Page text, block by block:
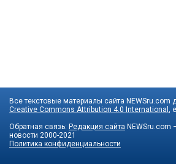
Все текстовые материалы сайта NEWSru.com
Creative Commons Attribution 4.0 International ,
Обратная связь: Редакция сайта
новости 2000-2021
Политика конфиденциальности